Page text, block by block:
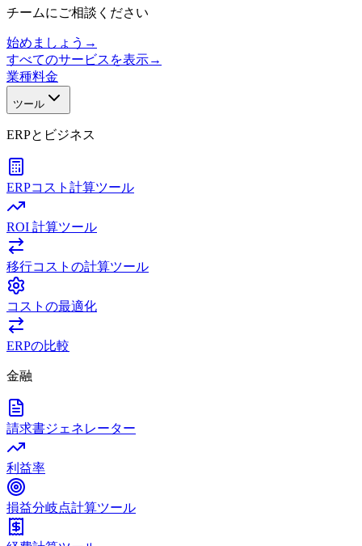
チームにご相談ください
始めましょう →
すべてのサービスを表示→
業種料金
ツール
ERPとビジネス
ERPコスト計算ツール
ROI 計算ツール
移行コストの計算ツール
コストの最適化
ERPの比較
金融
請求書ジェネレーター
利益率
損益分岐点計算ツール